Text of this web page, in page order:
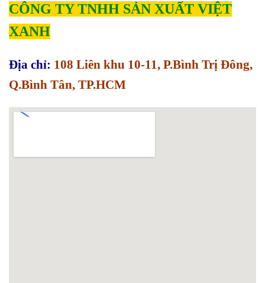
CÔNG TY TNHH SẢN XUẤT VIỆT
XANH
Địa chỉ: 108 Liên khu 10-11, P.Bình Trị Đông,
Q.Bình Tân, TP.HCM